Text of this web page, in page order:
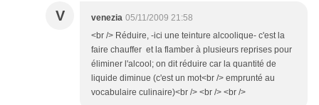
V venezia 05/11/2009 21:58
<br /> Réduire, -ici une teinture alcoolique- c'est la
faire chauffer et la flamber à plusieurs reprises pour
éliminer l'alcool; on dit réduire car la quantité de
liquide diminue (c'est un mot<br /> emprunté au
vocabulaire culinaire)<br /> <br /> <br />